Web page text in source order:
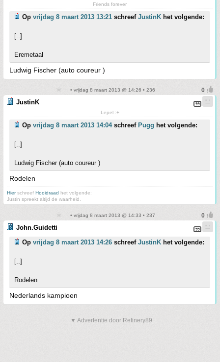
Friends forever
Op vrijdag 8 maart 2013 13:21 schreef JustinK het volgende:
[..]
Eremetaal
Ludwig Fischer (auto coureur )
• vrijdag 8 maart 2013 @ 14:26 • 236
JustinK
Lepel :+
Op vrijdag 8 maart 2013 14:04schreef Pugg het volgende:
[..]
Ludwig Fischer (auto coureur )
Rodelen
Hierschreef Hooidraad het volgende:
Justin spreekt altijd de waarheid.
• vrijdag 8 maart 2013 @ 14:33 • 237
John.Guidetti
Op vrijdag 8 maart 2013 14:26 schreef JustinK het volgende:
[..]
Rodelen
Nederlands kampioen
▼ Advertentie door Refinery89